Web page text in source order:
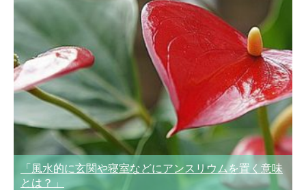
「風水的に玄関や寝室などにアンスリウムを置く意味
とは？」